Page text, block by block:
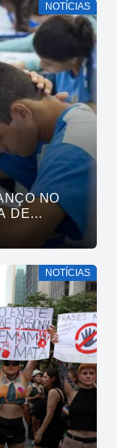
NOTÍCIAS
NO
DE
NOTÍCIAS